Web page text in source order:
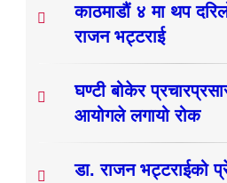
काठमाडौं ४ मा थप
राजन भट्टराई
घण्टी बोकेर
आयोगले लगायो रोक
डा. राजन भट्टराईको